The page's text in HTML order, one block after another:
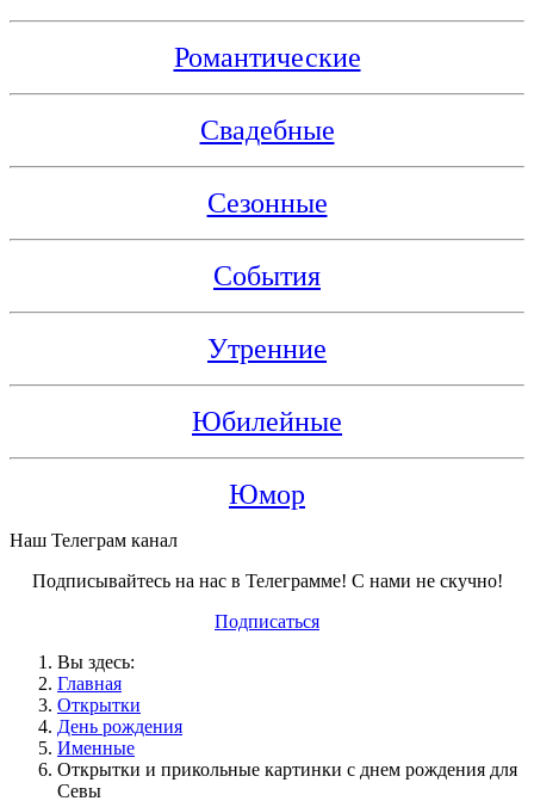
Романтические
Свадебные
Сезонные
События
Утренние
Юбилейные
Юмор
Наш Телеграм канал
Подписывайтесь на нас в Телеграмме! С нами не скучно!
Подписаться
Вы здесь:
Главная
Открытки
День рождения
Именные
Открытки и прикольные картинки с днем рождения для
Севы